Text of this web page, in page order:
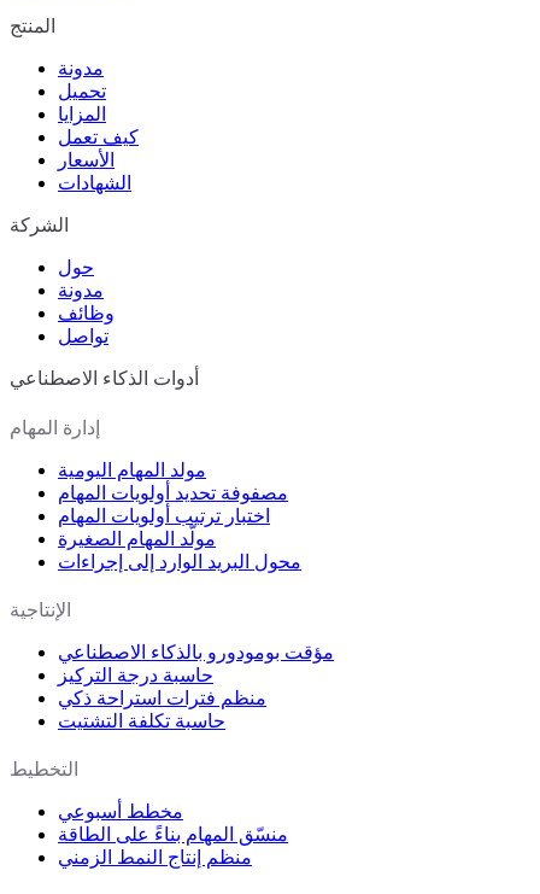
المنتج
مدونة
تحميل
المزايا
كيف تعمل
الأسعار
الشهادات
الشركة
حول
مدونة
وظائف
تواصل
أدوات الذكاء الاصطناعي
إدارة المهام
مولد المهام اليومية
مصفوفة تحديد أولويات المهام
اختبار ترتيب أولويات المهام
مولّد المهام الصغيرة
محول البريد الوارد إلى إجراءات
الإنتاجية
مؤقت بومودورو بالذكاء الاصطناعي
حاسبة درجة التركيز
منظم فترات استراحة ذكي
حاسبة تكلفة التشتيت
التخطيط
مخطط أسبوعي
منسّق المهام بناءً على الطاقة
منظم إنتاج النمط الزمني